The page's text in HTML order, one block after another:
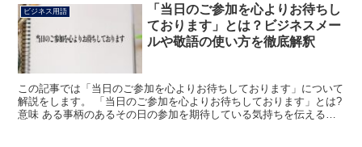
ビジネス用語
「当日のご参加を心よりお待ちし
ております」とは？ビジネスメー
ルや敬語の使い方を徹底解釈
この記事では「当日のご参加を心よりお待ちしております」について
解説をします。 「当日のご参加を心よりお待ちしております」とは?
意味 ある事柄のあるその日の参加を期待している気持ちを伝える言